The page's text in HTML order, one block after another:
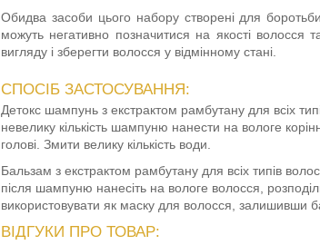
Обидва засоби цього набору створені для
можуть негативно позначитися на якості волосся
вигляду і зберегти волосся у відмінному стані.
СПОСІБ ЗАСТОСУВАННЯ:
Детокс шампунь з екстрактом рамбутану для всіх
невелику кількість шампуню нанести на вологе
голові. Змити велику кількість води.
Бальзам з екстрактом рамбутану для всіх типів
після шампуню нанесіть на вологе волосся,
використовувати як маску для волосся,
ВІДГУКИ ПРО ТОВАР: